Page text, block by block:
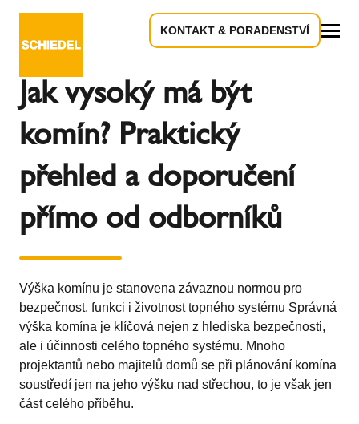
KONTAKT & PORADENSTVÍ
Jak vysoký má být
komín? Praktický
přehled a doporučení
přímo od odborníků
Výška komínu je stanovena závaznou normou pro
bezpečnost, funkci i životnost topného systému Správná
výška komína je klíčová nejen z hlediska bezpečnosti,
ale i účinnosti celého topného systému. Mnoho
projektantů nebo majitelů domů se při plánování komína
soustředí jen na jeho výšku nad střechou, to je však jen
část celého příběhu.